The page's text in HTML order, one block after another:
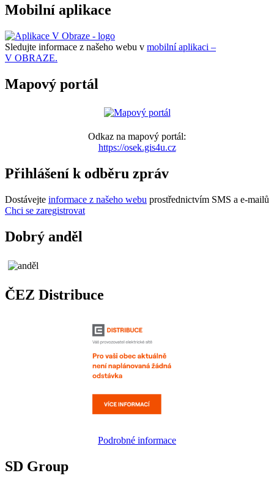
Mobilní aplikace
Sledujte informace z našeho webu v mobilní aplikaci –
V OBRAZE.
Mapový portál
Odkaz na mapový portál:
https://osek.gis4u.cz
Přihlášení k odběru zpráv
Dostávejte informace z našeho webu prostřednictvím SMS a e-mailů
Chci se zaregistrovat
Dobrý anděl
ČEZ Distribuce
Podrobné informace
SD Group